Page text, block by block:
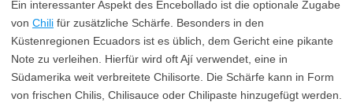
Ein interessanter Aspekt des Encebollado ist die optionale Zugabe
von Chili für zusätzliche Schärfe. Besonders in den
Küstenregionen Ecuadors ist es üblich, dem Gericht eine pikante
Note zu verleihen. Hierfür wird oft Ají verwendet, eine in
Südamerika weit verbreitete Chilisorte. Die Schärfe kann in Form
von frischen Chilis, Chilisauce oder Chilipaste hinzugefügt werden.